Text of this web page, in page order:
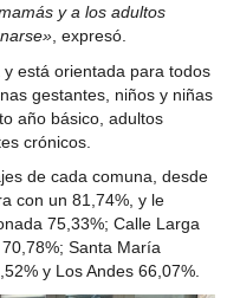
y a los adultos
, expresó.
está orientada para todos
gestantes, niños y niñas
año básico, adultos
crónicos.
de cada comuna, desde
con un 81,74%, y le
75,33%; Calle Larga
Santa María
y Los Andes 66,07%.